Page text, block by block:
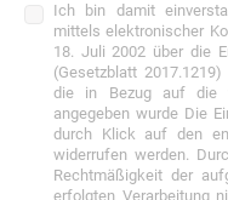
Ich bin damit
mittels elektronischer
18. Juli 2002 über die
(Gesetzblatt
die in Bezug auf die
angegeben wurde Die
durch Klick auf den
widerrufen werden.
Rechtmäßigkeit der
erfolgten Verarbeitung